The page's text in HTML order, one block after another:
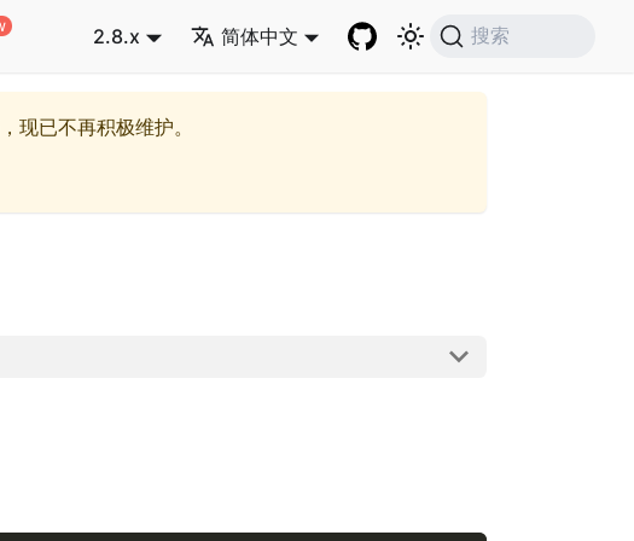
2.8.x 简体中文 搜索
现已不再积极维护。